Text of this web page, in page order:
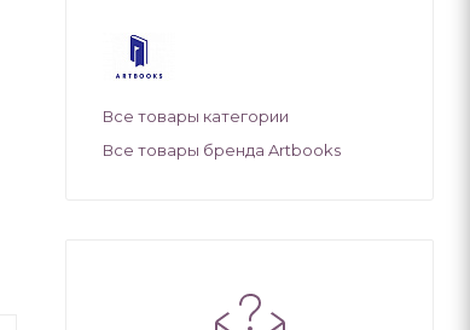
Все товары категории
Все товары бренда Artbooks